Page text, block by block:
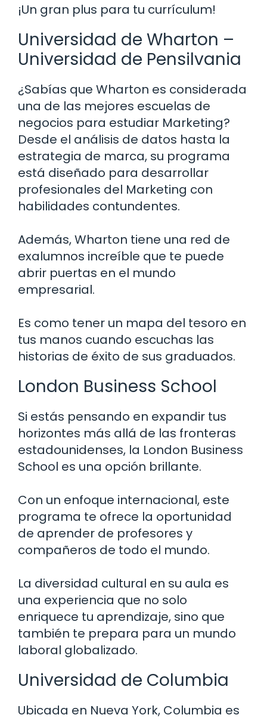
¡Un gran plus para tu currículum!
Universidad de Wharton –
Universidad de Pensilvania
¿Sabías que Wharton es considerada
una de las mejores escuelas de
negocios para estudiar Marketing?
Desde el análisis de datos hasta la
estrategia de marca, su programa
está diseñado para desarrollar
profesionales del Marketing con
habilidades contundentes.
Además, Wharton tiene una red de
exalumnos increíble que te puede
abrir puertas en el mundo
empresarial.
Es como tener un mapa del tesoro en
tus manos cuando escuchas las
historias de éxito de sus graduados.
London Business School
Si estás pensando en expandir tus
horizontes más allá de las fronteras
estadounidenses, la London Business
School es una opción brillante.
Con un enfoque internacional, este
programa te ofrece la oportunidad
de aprender de profesores y
compañeros de todo el mundo.
La diversidad cultural en su aula es
una experiencia que no solo
enriquece tu aprendizaje, sino que
también te prepara para un mundo
laboral globalizado.
Universidad de Columbia
Ubicada en Nueva York, Columbia es